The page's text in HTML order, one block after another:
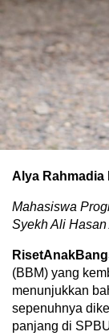
Alya Rahmadia
Mahasiswa
Syekh Ali
(BBM) yang
menunjukkan
sepenuhnya
panjang di